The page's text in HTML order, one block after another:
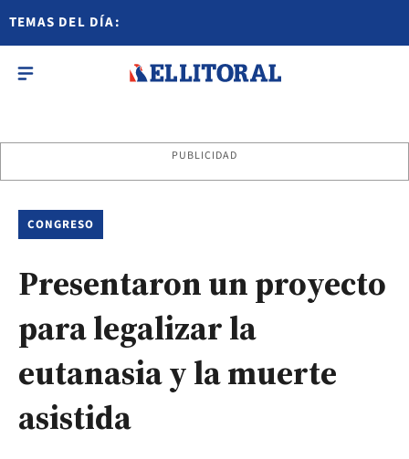
TEMAS DEL DÍA:
PUBLICIDAD
CONGRESO
Presentaron un proyecto
para legalizar la
eutanasia y la muerte
asistida